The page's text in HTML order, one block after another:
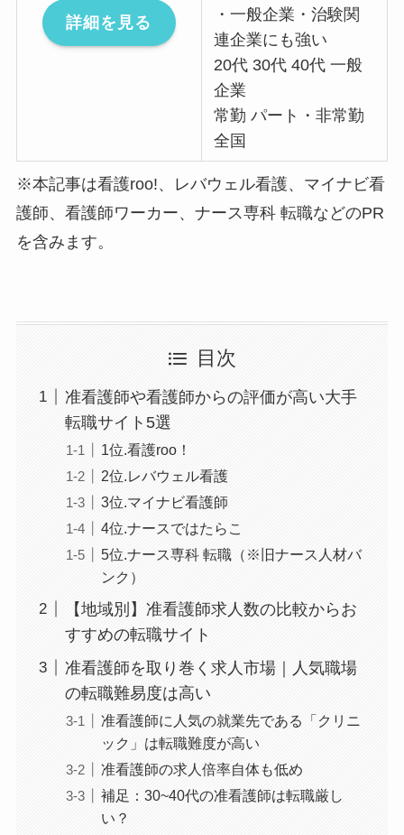
詳細を見る
・一般企業・治験関
連企業にも強い
20代 30代 40代 一般
企業
常勤 パート・非常勤
全国
※本記事は看護roo!、レバウェル看護、マイナビ看
護師、看護師ワーカー、ナース専科 転職などのPR
を含みます。
目次
准看護師や看護師からの評価が高い大手
転職サイト5選
1位.看護roo！
2位.レバウェル看護
3位.マイナビ看護師
4位.ナースではたらこ
5位.ナース専科 転職（※旧ナース人材バ
ンク）
【地域別】准看護師求人数の比較からお
すすめの転職サイト
准看護師を取り巻く求人市場｜人気職場
の転職難易度は高い
准看護師に人気の就業先である「クリニ
ック」は転職難度が高い
准看護師の求人倍率自体も低め
補足：30~40代の准看護師は転職厳し
い？